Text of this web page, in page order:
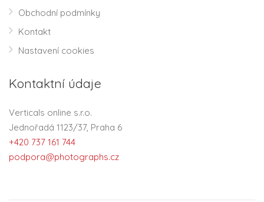
Obchodní podmínky
Kontakt
Nastavení cookies
Kontaktní údaje
Verticals online s.r.o.
Jednořadá 1123/37, Praha 6
+420 737 161 744
podpora@photographs.cz